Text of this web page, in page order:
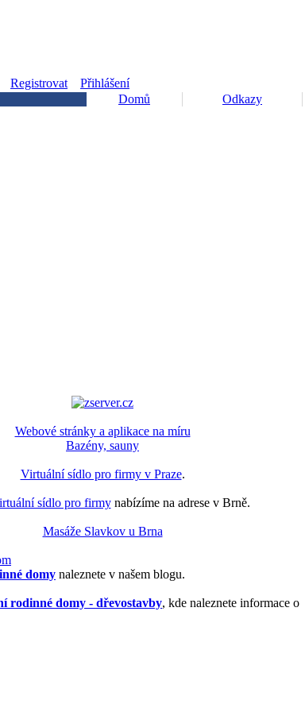
Registrovat
Přihlášení
Domů
Odkazy
Webové stránky a aplikace na míru
Bazény, sauny
Virtuální sídlo pro firmy v Praze.
sídlo pro firmynabízíme na adrese v Brně.
Masáže Slavkov u Brna
domy naleznete v našem blogu.
rodinné domy - dřevostavby, kde naleznete informace o